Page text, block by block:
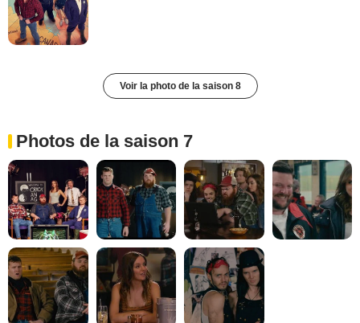
Voir la photo de la saison 8
Photos de la saison 7